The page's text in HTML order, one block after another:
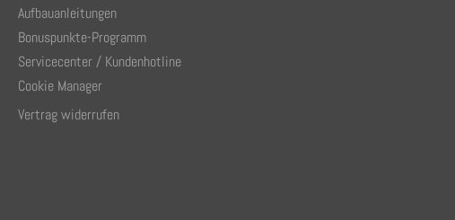
Aufbauanleitungen
Bonuspunkte-Programm
Servicecenter / Kundenhotline
Cookie Manager
Vertrag widerrufen